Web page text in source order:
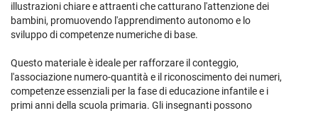
illustrazioni chiare e attraenti che catturano l'attenzione dei
bambini, promuovendo l'apprendimento autonomo e lo
sviluppo di competenze numeriche di base.
Questo materiale è ideale per rafforzare il conteggio,
l'associazione numero-quantità e il riconoscimento dei numeri,
competenze essenziali per la fase di educazione infantile e i
primi anni della scuola primaria. Gli insegnanti possono